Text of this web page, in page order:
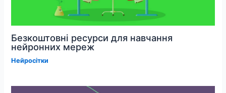
Безкоштовні ресурси для навчання
нейронних мереж
Нейросітки